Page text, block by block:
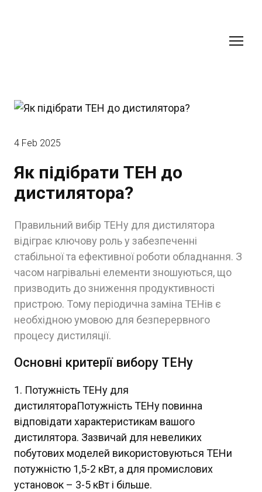
4 Feb 2025
Як підібрати ТЕН до
дистилятора?
Правильний вибір ТЕНу для дистилятора
відіграє ключову роль у забезпеченні
стабільної та ефективної роботи обладнання. З
часом нагрівальні елементи зношуються, що
призводить до зниження продуктивності
пристрою. Тому періодична заміна ТЕНів є
необхідною умовою для безперервного
процесу дистиляції.
Основні критерії вибору ТЕНу
Потужність ТЕНу для
дистилятораПотужність ТЕНу повинна
відповідати характеристикам вашого
дистилятора. Зазвичай для невеликих
побутових моделей використовуються ТЕНи
потужністю 1,5-2 кВт, а для промислових
установок – 3-5 кВт і більше.